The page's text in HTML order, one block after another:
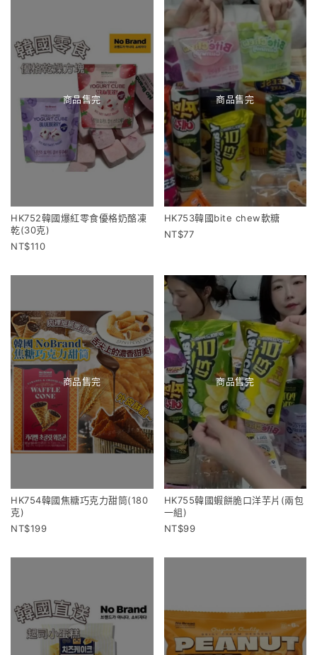
商品售完
HK752韓國爆紅零食優格奶酪凍
乾(30克)
110
商品售完
HK753韓國bite chew軟糖
77
商品售完
HK754韓國焦糖巧克力甜筒(180
克)
199
商品售完
HK755韓國蝦餅脆口洋芋片(兩包
一組)
99